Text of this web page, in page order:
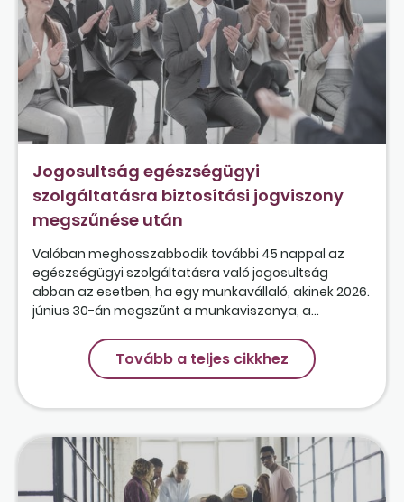
Jogosultság egészségügyi
szolgáltatásra biztosítási jogviszony
megszűnése után
Valóban meghosszabbodik további 45 nappal az
egészségügyi szolgáltatásra való jogosultság
abban az esetben, ha egy munkavállaló, akinek 2026.
június 30-án megszűnt a munkaviszonya, a...
Tovább a teljes cikkhez